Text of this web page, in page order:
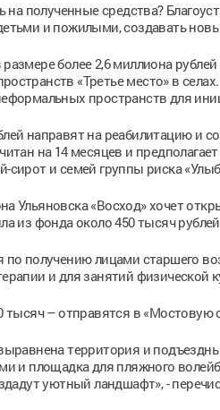
на полученные средства?
и пожилыми, создавать
более 2,6 миллиона
«Третье место» в
пространств для
направят на реабилитацию и
на 14 месяцев и
сирот и семей группы риска
Ульяновска «Восход» хочет
из фонда около 450 тысяч
получению лицами старшего
и для занятий физической
тысяч – отправятся в «Мостовую
территория и
и площадка для пляжного
уютный ландшафт», -